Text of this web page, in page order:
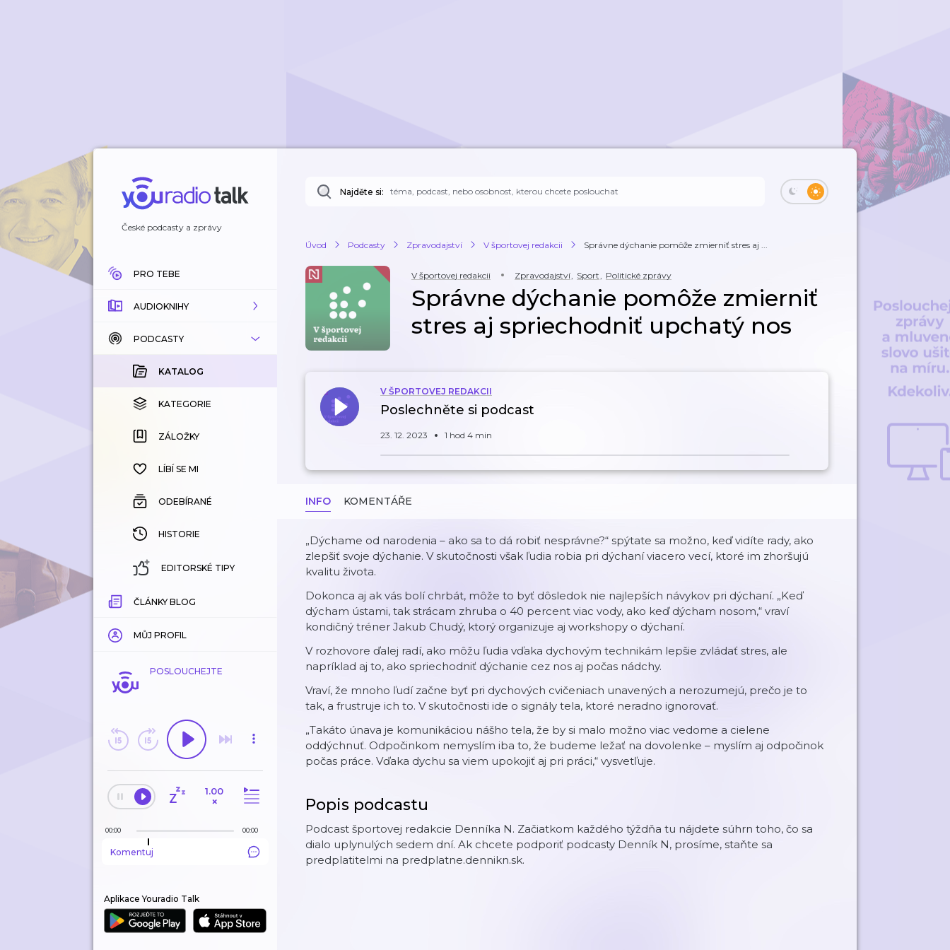
České podcasty a zprávy
PRO TEBE
AUDIOKNIHY
KATALOG
KOUPENÉ
KATEGORIE
ZÁLOŽKY
HISTORIE
PODCASTY
KATALOG
KATEGORIE
ZÁLOŽKY
LÍBÍ SE MI
ODEBÍRANÉ
HISTORIE
EDITORSKÉ TIPY
ČLÁNKY BLOG
MŮJ PROFIL
POSLOUCHEJTE
1.00
×
00:00 00:00
Komentuj
Aplikace Youradio Talk
Najděte si:
Úvod Podcasty Zpravodajství V športovej redakcii Správne dýchanie pomôže zmierniť stres aj ...
V športovej redakcii Zpravodajství, Sport, Politické zprávy
Správne dýchanie pomôže zmierniť
stres aj spriechodniť upchatý nos
V ŠPORTOVEJ REDAKCII
Poslechněte si podcast
23. 12. 2023 1 hod 4 min
INFO KOMENTÁŘE
„Dýchame od narodenia – ako sa to dá robiť nesprávne?“ spýtate sa možno, keď vidíte rady, ako
zlepšiť svoje dýchanie. V skutočnosti však ľudia robia pri dýchaní viacero vecí, ktoré im zhoršujú
kvalitu života.
Dokonca aj ak vás bolí chrbát, môže to byť dôsledok nie najlepších návykov pri dýchaní. „Keď
dýcham ústami, tak strácam zhruba o 40 percent viac vody, ako keď dýcham nosom,“ vraví
kondičný tréner Jakub Chudý, ktorý organizuje aj workshopy o dýchaní.
V rozhovore ďalej radí, ako môžu ľudia vďaka dychovým technikám lepšie zvládať stres, ale
napríklad aj to, ako spriechodniť dýchanie cez nos aj počas nádchy.
Vraví, že mnoho ľudí začne byť pri dychových cvičeniach unavených a nerozumejú, prečo je to
tak, a frustruje ich to. V skutočnosti ide o signály tela, ktoré neradno ignorovať.
„Takáto únava je komunikáciou nášho tela, že by si malo možno viac vedome a cielene
oddýchnuť. Odpočinkom nemyslím iba to, že budeme ležať na dovolenke – myslím aj odpočinok
počas práce. Vďaka dychu sa viem upokojiť aj pri práci,“ vysvetľuje.
Popis podcastu
Podcast športovej redakcie Denníka N. Začiatkom každého týždňa tu nájdete súhrn toho, čo sa
dialo uplynulých sedem dní. Ak chcete podporiť podcasty Denník N, prosíme, staňte sa
predplatitelmi na predplatne.dennikn.sk.